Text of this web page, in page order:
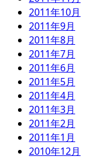
2011年10月
2011年9月
2011年8月
2011年7月
2011年6月
2011年5月
2011年4月
2011年3月
2011年2月
2011年1月
2010年12月